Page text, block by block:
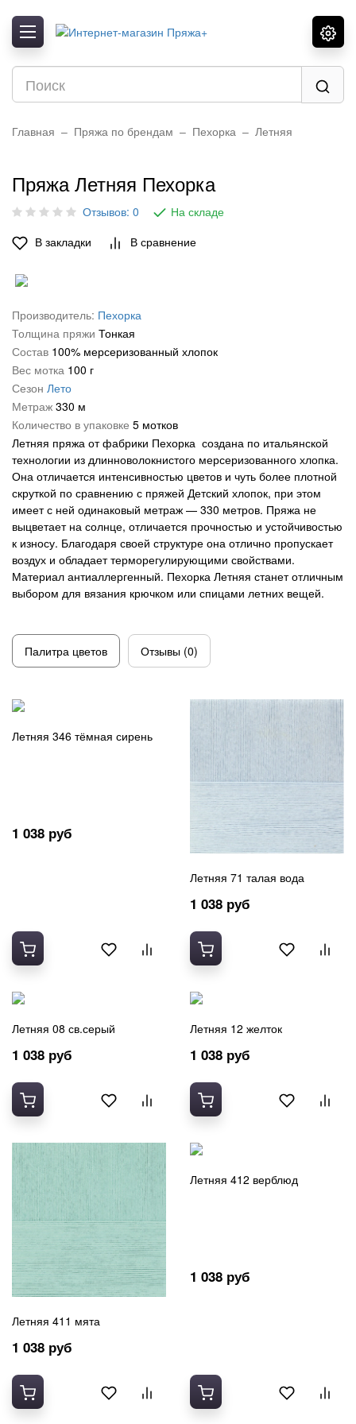
Назад
Показать все:
Alize
Color City
Gazzal
YarnArt
Камтекс
Пехорка
Троицкая
Назад
Показать все:
Детская
Зимняя
Носочная
Секционная
Трикотажная
Акрил 100%
Букле
Для новорожденных
Меланжевая
ОбЬемная
С петельками
Толстая
Тонкая
Травка
Фантазийная
Шерсть 100%
Для вязания руками
Полушерсть
Назад
Показать все:
Высокообъемный акрил
Акрил
Пух
Ангора
Бамбук
Вискоза
Кашемир
Лен
Меринос
Металлик
Микрофибра
Мохеровая
Полиамид
Полиэстер
С люрексом
Твид
Хлопок
Хлопок 100%
Главная Пряжа по брендам Пехорка Летняя
Пряжа Летняя Пехорка
Отзывов: 0
На складе
В закладки
В сравнение
Производитель: Пехорка
Толщина пряжи Тонкая
Состав 100% мерсеризованный хлопок
Вес мотка 100 г
Сезон Лето
Метраж 330 м
Количество в упаковке 5 мотков
Летняя пряжа от фабрики Пехорка создана по итальянской
технологии из длинноволокнистого мерсеризованного хлопка.
Она отличается интенсивностью цветов и чуть более плотной
скруткой по сравнению с пряжей Детский хлопок, при этом
имеет с ней одинаковый метраж — 330 метров. Пряжа не
выцветает на солнце, отличается прочностью и устойчивостью
к износу. Благодаря своей структуре она отлично пропускает
воздух и обладает терморегулирующими свойствами.
Материал антиаллергенный. Пехорка Летняя станет отличным
выбором для вязания крючком или спицами летних вещей.
Палитра цветов Отзывы (0)
Летняя 346 тёмная сирень
1 038 руб
Летняя 71 талая вода
1 038 руб
Летняя 08 св.серый
1 038 руб
Летняя 12 желток
1 038 руб
Летняя 411 мята
1 038 руб
Летняя 412 верблюд
1 038 руб